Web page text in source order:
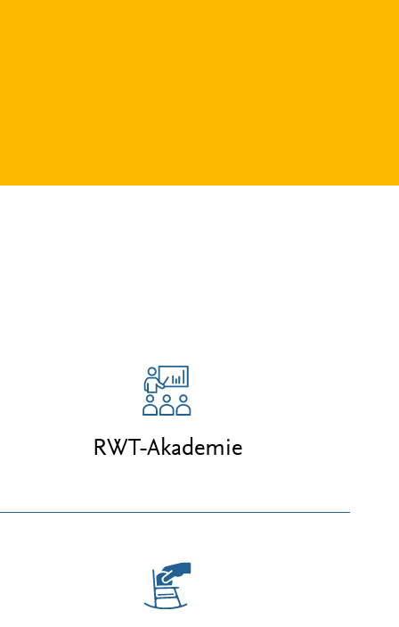
RWT-Akademie